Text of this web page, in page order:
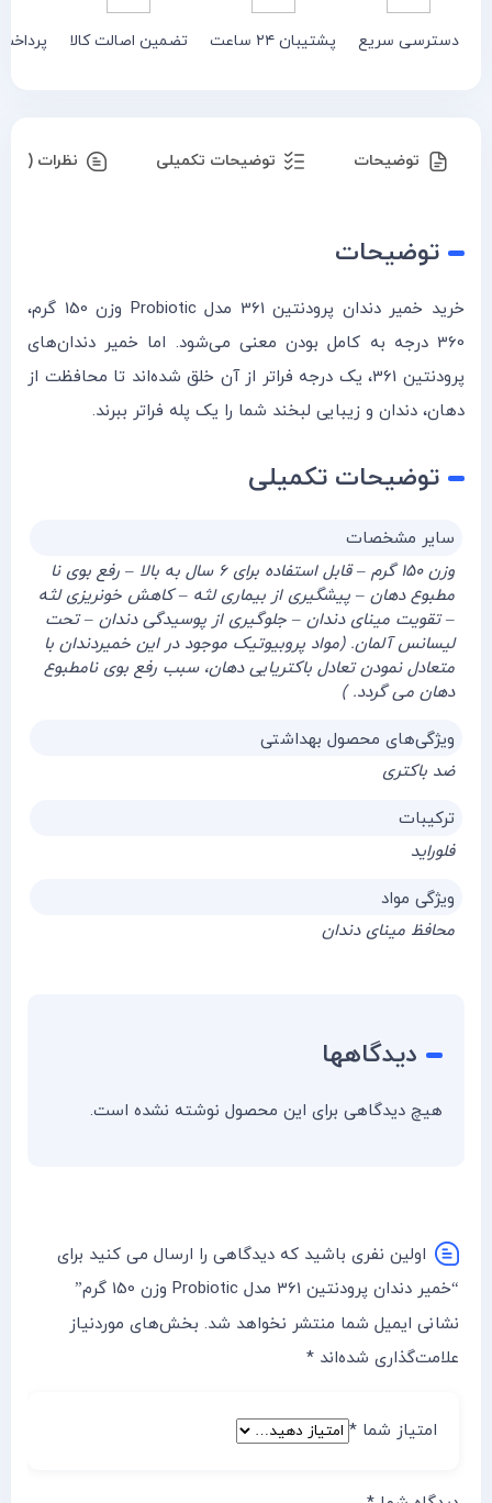
دسترسی سریع پشتیبان ۲۴ ساعت تضمین اصالت کالا
توضیحات توضیحات تکمیلی نظرات (۰)
توضیحات
خرید خمیر دندان پرودنتین 361 مدل Probiotic وزن 150 گرم،
360 درجه به کامل بودن معنی می‌شود. اما خمیر دندان‌های
پرودنتین 361، یک درجه فراتر از آن خلق شده‌اند تا محافظت از
دهان، دندان و زیبایی لبخند شما را یک پله فراتر ببرند.
توضیحات تکمیلی
سایر مشخصات
وزن ۱۵۰ گرم – قابل استفاده برای ۶ سال به بالا – رفع بوی نا
مطبوع دهان – پیشگیری از بیماری لثه – کاهش خونریزی لثه
– تقویت مینای دندان – جلوگیری از پوسیدگی دندان – تحت
لیسانس آلمان. (مواد پروبیوتیک موجود در این خمیردندان با
متعادل نمودن تعادل باکتریایی دهان، سبب رفع بوی نامطبوع
دهان می گردد. )
ویژگی‌های محصول بهداشتی
ضد باکتری
ترکیبات
فلوراید
ویژگی مواد
محافظ مینای دندان
دیدگاهها
هیچ دیدگاهی برای این محصول نوشته نشده است.
اولین نفری باشید که دیدگاهی را ارسال می کنید برای
“خمیر دندان پرودنتین 361 مدل Probiotic وزن 150 گرم”
نشانی ایمیل شما منتشر نخواهد شد. بخش‌های موردنیاز
علامت‌گذاری شده‌اند *
امتیاز شما *